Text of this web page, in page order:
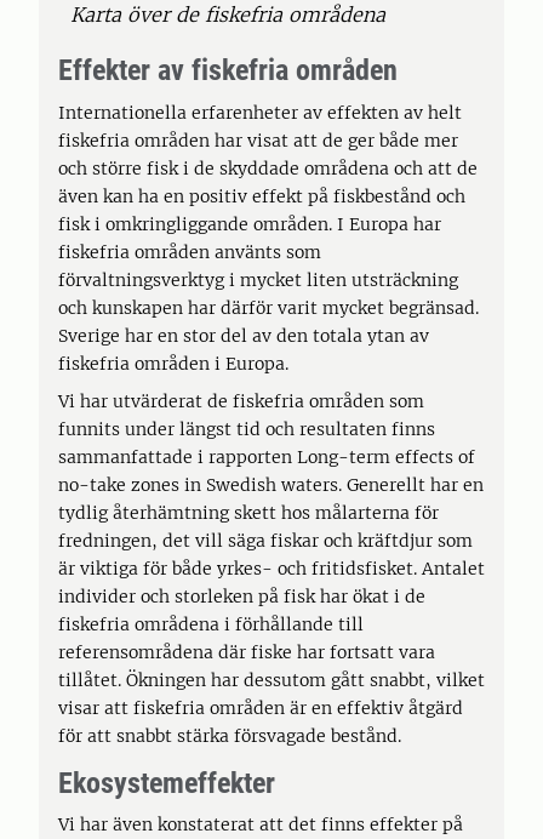
Karta över de fiskefria områdena
Effekter av fiskefria områden
Internationella erfarenheter av effekten av helt
fiskefria områden har visat att de ger både mer
och större fisk i de skyddade områdena och att de
även kan ha en positiv effekt på fiskbestånd och
fisk i omkringliggande områden. I Europa har
fiskefria områden använts som
förvaltningsverktyg i mycket liten utsträckning
och kunskapen har därför varit mycket begränsad.
Sverige har en stor del av den totala ytan av
fiskefria områden i Europa.
Vi har utvärderat de fiskefria områden som
funnits under längst tid och resultaten finns
sammanfattade i rapporten Long-term effects of
no-take zones in Swedish waters. Generellt har en
tydlig återhämtning skett hos målarterna för
fredningen, det vill säga fiskar och kräftdjur som
är viktiga för både yrkes- och fritidsfisket. Antalet
individer och storleken på fisk har ökat i de
fiskefria områdena i förhållande till
referensområdena där fiske har fortsatt vara
tillåtet. Ökningen har dessutom gått snabbt, vilket
visar att fiskefria områden är en effektiv åtgärd
för att snabbt stärka försvagade bestånd.
Ekosystemeffekter
Vi har även konstaterat att det finns effekter på